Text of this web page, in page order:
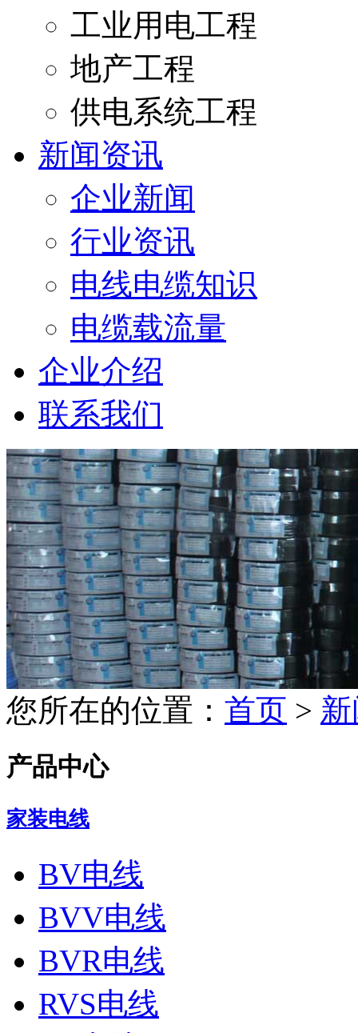
工业用电工程
地产工程
供电系统工程
新闻资讯
企业新闻
行业资讯
电线电缆知识
电缆载流量
企业介绍
联系我们
您所在的位置： 首页 >
产品中心
家装电线
BV电线
BVV电线
BVR电线
RVS电线